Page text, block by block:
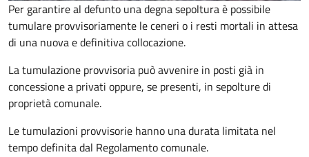
Per garantire al defunto una degna sepoltura è possibile
tumulare provvisoriamente le ceneri o i resti mortali in attesa
di una nuova e definitiva collocazione.
La tumulazione provvisoria può avvenire in posti già in
concessione a privati oppure, se presenti, in sepolture di
proprietà comunale.
Le tumulazioni provvisorie hanno una durata limitata nel
tempo definita dal Regolamento comunale.